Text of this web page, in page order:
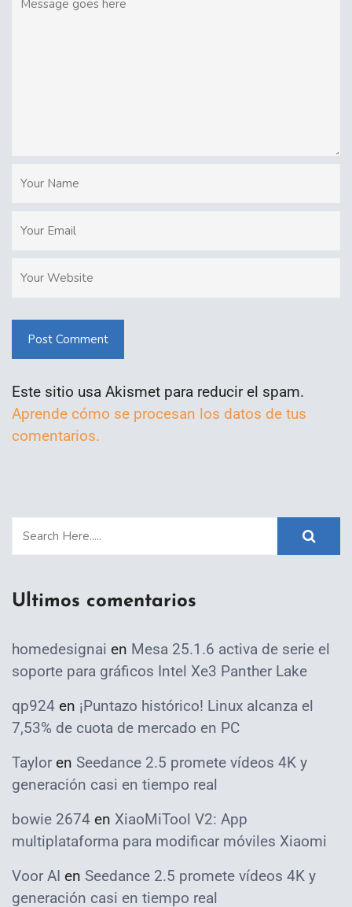
Post Comment
Este sitio usa Akismet para reducir el spam.
Aprende cómo se procesan los datos de tus
comentarios.
Ultimos comentarios
homedesignai en Mesa 25.1.6 activa de serie el
soporte para gráficos Intel Xe3 Panther Lake
qp924 en ¡Puntazo histórico! Linux alcanza el
7,53% de cuota de mercado en PC
Taylor en Seedance 2.5 promete vídeos 4K y
generación casi en tiempo real
bowie 2674 en XiaoMiTool V2: App
multiplataforma para modificar móviles Xiaomi
Voor AI en Seedance 2.5 promete vídeos 4K y
generación casi en tiempo real